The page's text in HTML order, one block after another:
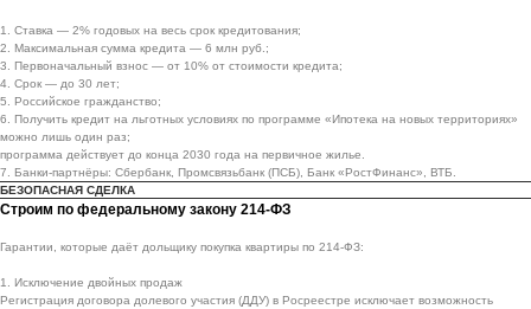
1. Ставка — 2% годовых на весь срок кредитования;
2. Максимальная сумма кредита — 6 млн руб.;
3. Первоначальный взнос — от 10% от стоимости кредита;
4. Срок — до 30 лет;
5. Российское гражданство;
6. Получить кредит на льготных условиях по программе «Ипотека на новых территориях»
можно лишь один раз;
программа действует до конца 2030 года на первичное жилье.
7. Банки-партнёры: Сбербанк, Промсвязьбанк (ПСБ), Банк «РостФинанс», ВТБ.
БЕЗОПАСНАЯ СДЕЛКА
Строим по федеральному закону 214-ФЗ
Гарантии, которые даёт дольщику покупка квартиры по 214-ФЗ:
1. Исключение двойных продаж
Регистрация договора долевого участия (ДДУ) в Росреестре исключает возможность